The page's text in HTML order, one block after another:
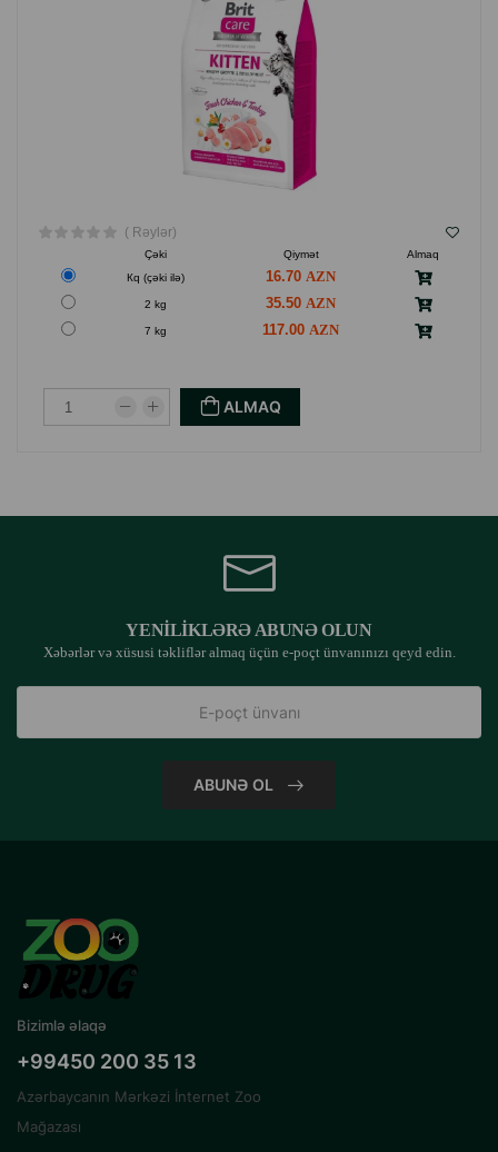
( Rəylər)
Çəki Qiymət
Almaq
Кq (çəki ilə)
16.70
2 kg 35.50
7 kg 117.00
ALMAQ
YENILIKLƏRƏ ABUNƏ OLUN
Xəbərlər və xüsusi təkliflər almaq üçün e-poçt ünvanınızı qeyd edin.
ABUNƏ OL
Bizimlə əlaqə
+99450 200 35 13
Azərbaycanın Mərkəzi İnternet Zoo
Mağazası